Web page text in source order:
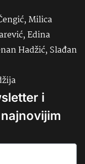
Milica
Edina
Hadžić, Slađan
i